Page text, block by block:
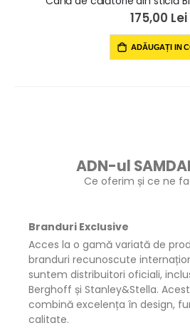
175,00 Lei
ADĂUGAȚI IN
ADN-ul
Ce oferim și ce ne
Branduri Exclusive
Acces la o gamă variată de
branduri recunoscute
suntem distribuitori oficiali,
Berghoff și Stanley&Stella.
combină excelența în design,
calitate.